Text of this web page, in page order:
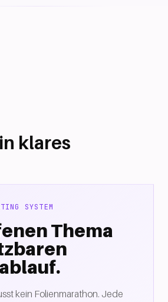
klares
SYSTEM
Thema
kein Folienmarathon. Jede